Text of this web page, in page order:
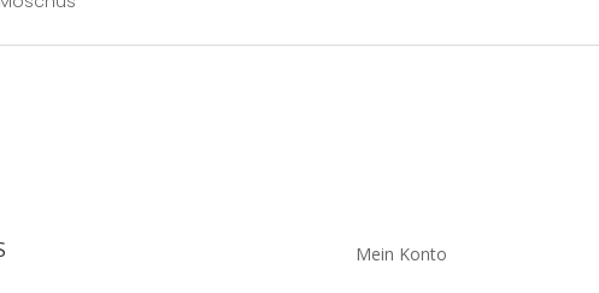
Mein Konto